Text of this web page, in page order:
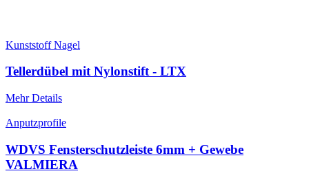
Kunststoff Nagel
Tellerdübel mit Nylonstift - LTX
Mehr Details
Anputzprofile
WDVS Fensterschutzleiste 6mm + Gewebe
VALMIERA